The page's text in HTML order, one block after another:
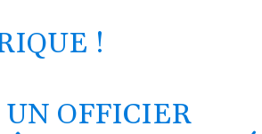
!
OFFICIER